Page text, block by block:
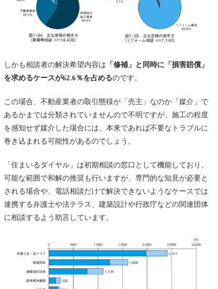
しかも相談者の解決希望内容は 「修補」と同時に「損害賠償」
を求めるケースが62.6％を占めるのです。
この場合、不動産業者の取引態様が「売主」なのか「媒介」で
あるかまでは分類されていませんので不明ですが、施工の程度
を感知せず媒介した場合には、本来であれば不要なトラブルに
巻き込まれる可能性があるのでしょう。
「住まいるダイヤル」は初期相談の窓口として機能しており、
可能な範囲で和解の推奨も行いますが、専門的な知見が必要と
される場合や、電話相談だけで解決できないようなケースでは
連携する弁護士や法テラス、建築設計や行政庁などの関連団体
に相談するよう助言しています。